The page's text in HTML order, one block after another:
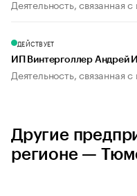
Деятельность, связанная
ДЕЙСТВУЕТ
ИП Винтерголлер Андрей
Деятельность, связанная
Другие
регионе —